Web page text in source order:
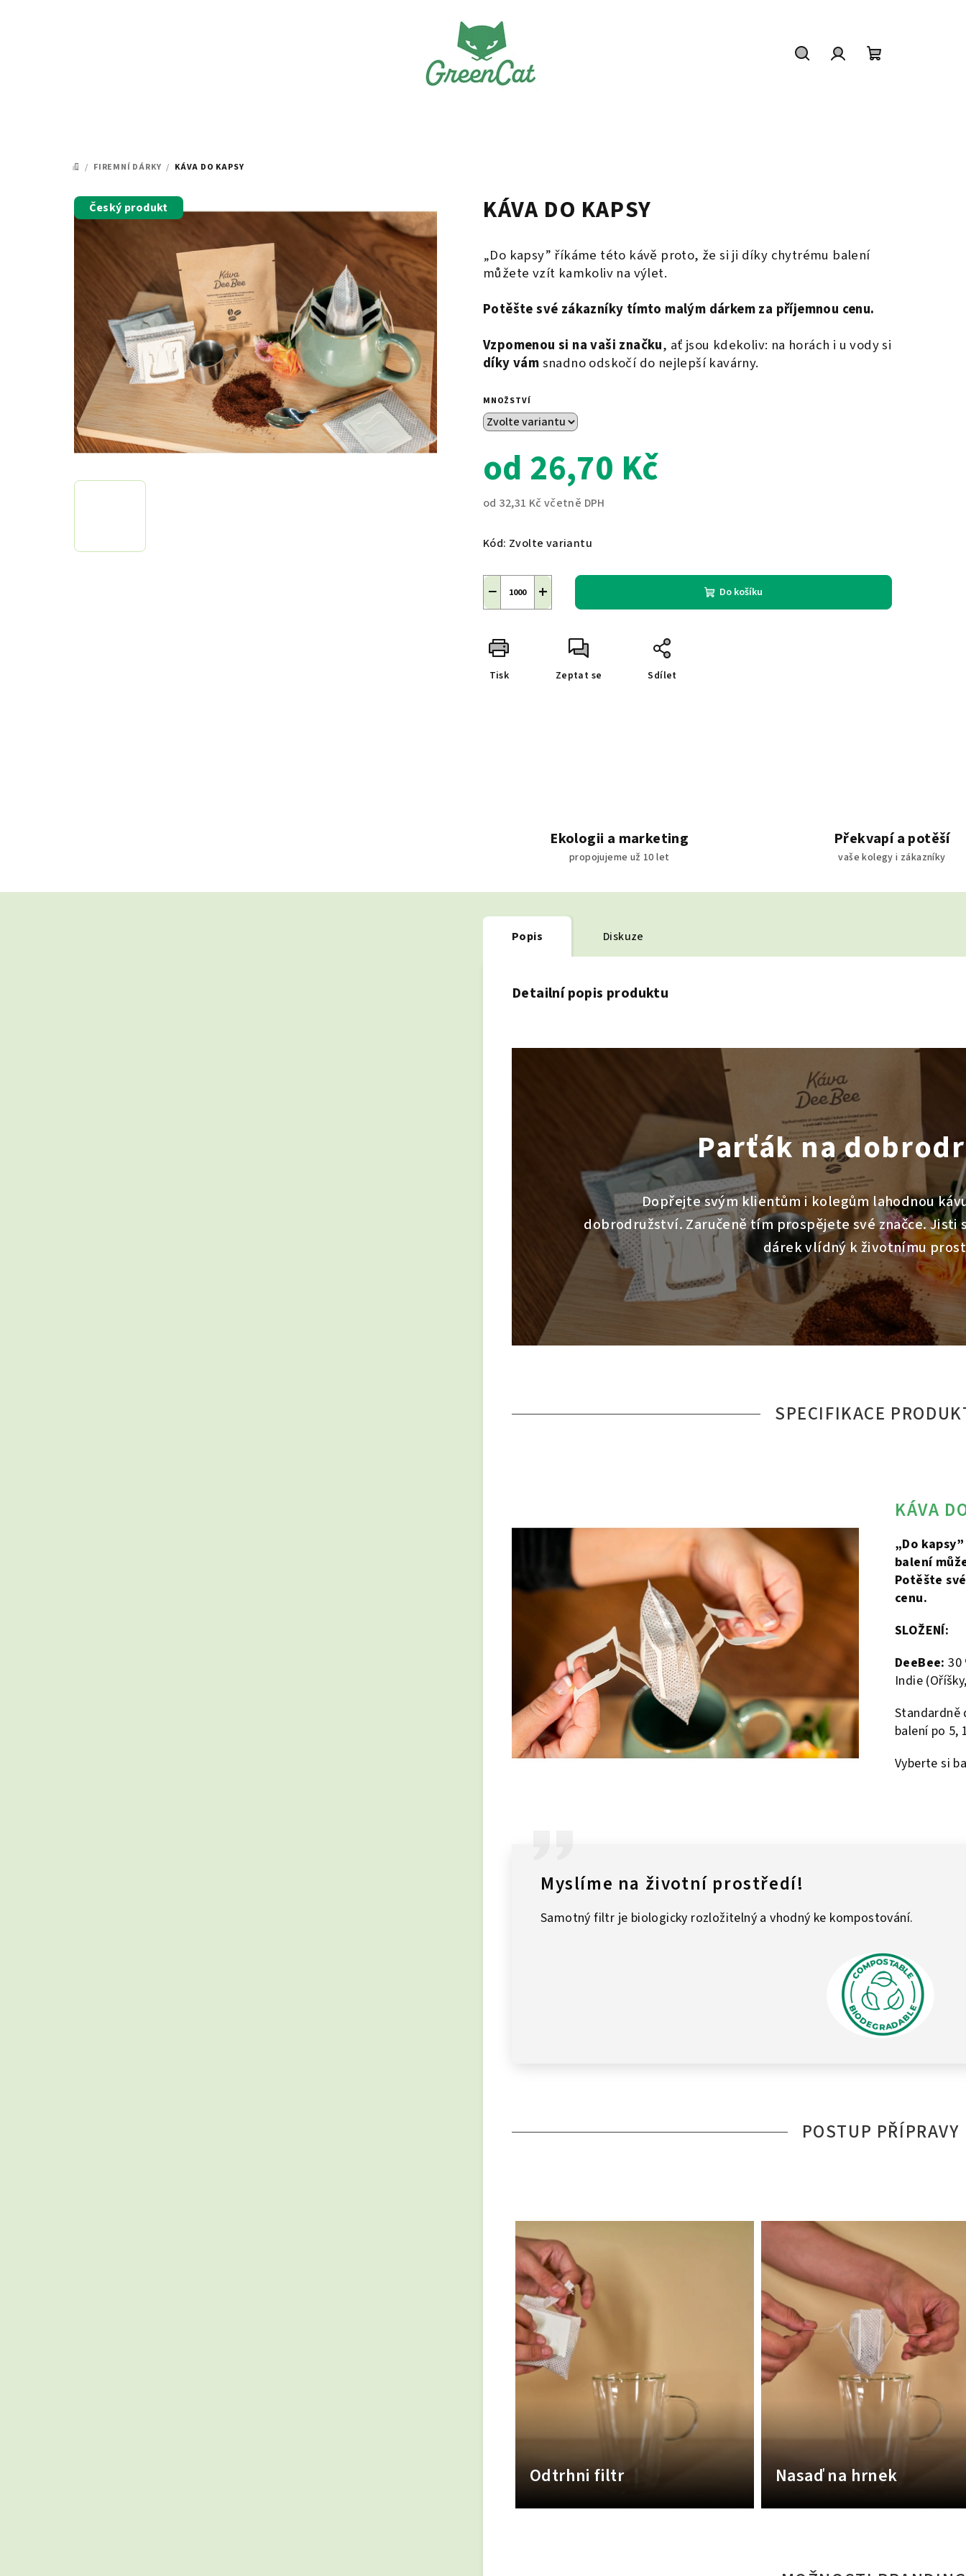
DOMŮ
/ FIREMNÍ DÁRKY / KÁVA DO KAPSY
KÁVA DO KAPSY
„Do kapsy” říkáme této kávě proto, že si ji díky chytrému balení
můžete vzít kamkoliv na výlet.
Potěšte své zákazníky tímto malým dárkem za příjemnou cenu.
Vzpomenou si na vaši značku, ať jsou kdekoliv: na horách i u vody si
díky vámsnadno odskočí do nejlepší kavárny.
MNOŽSTVÍ
od 26,70 Kč
od 32,31 Kčvčetně DPH
cena:
Kód: Zvolte variantu
+
− Do košíku
Tisk Zeptat se Sdílet
Český produkt
Ekologii a marketing
propojujeme už 10 let
Překvapí a potěší
vaše kolegy i zákazníky
Popis Diskuze
Detailní popis produktu
Parťák na
Dopřejte svým klientům i kolegům lahodnou
dobrodružství. Zaručeně tím prospějete své značce.
dárek vlídný k životnímu
SPECIFIKACE
KÁVA
„Do
balení
Potěšte
cenu.
SLOŽENÍ:
DeeBee:30
Indie
Standardně
balení po 5,
Vyberte si
Myslíme na životní prostředí!
Samotný filtr je biologicky rozložitelný a vhodný ke kompostování.
POSTUP PŘÍPRAVY
Odtrhni filtr Nasaď na hrnek